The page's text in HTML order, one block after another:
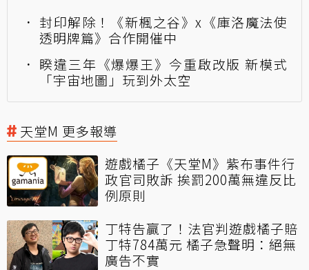
封印解除！《新楓之谷》x《庫洛魔法使
透明牌篇》合作開催中
睽違三年《爆爆王》今重啟改版 新模式
「宇宙地圖」玩到外太空
天堂M 更多報導
遊戲橘子《天堂M》紫布事件行
政官司敗訴 挨罰200萬無違反比
例原則
丁特告贏了！法官判遊戲橘子賠
丁特784萬元 橘子急聲明：絕無
廣告不實